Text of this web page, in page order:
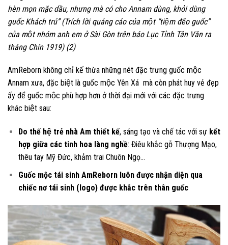
hèn mọn mặc dầu, nhưng mà có cho Annam dùng, khỏi dùng
guốc Khách trú”(Trích lời quảng cáocủa một “tiệm đẽo guốc”
của một nhóm anh em ở Sài Gòn trên báo Lục Tỉnh Tân Văn ra
tháng Chín 1919) (2)
AmReborn không chỉ kế thừa những nét đặc trưng guốc mộc
Annam xưa, đặc biệt là guốc mộc Yên Xá mà còn phát huy vẻ đẹp
ấy để guốc mộc phù hợp hơn ở thời đại mới với các đặc trưng
khác biệt sau:
Do thế hệ trẻ nhà Am thiết kế, sáng tạo và chế tác với sự kết
hợp giữa các tinh hoa làng nghề: Điêu khắc gỗ Thượng Mạo,
thêu tay Mỹ Đức, khảm trai Chuôn Ngọ…
Guốc mộc tái sinh AmReborn luôn được nhận diện qua
chiếc nơ tái sinh (logo) được khắc trên thân guốc